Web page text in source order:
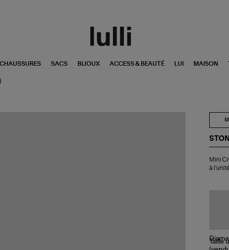
CHAUSSURES SACS BIJOUX ACCESS & BEAUTÉ LUI MAISON
Mini
à
Taille